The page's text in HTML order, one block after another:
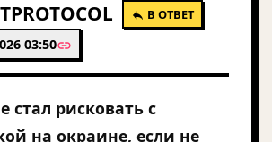
В ОТВЕТ
03:50
стал рисковать с
на окраине, если не